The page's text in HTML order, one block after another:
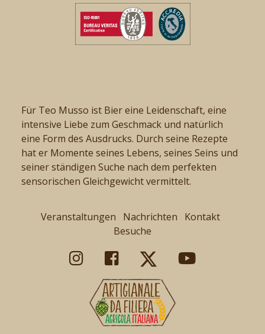
Für Teo Musso ist Bier eine Leidenschaft, eine
intensive Liebe zum Geschmack und natürlich
eine Form des Ausdrucks. Durch seine Rezepte
hat er Momente seines Lebens, seines Seins und
seiner ständigen Suche nach dem perfekten
sensorischen Gleichgewicht vermittelt.
Veranstaltungen Nachrichten
Kontakt
Besuche